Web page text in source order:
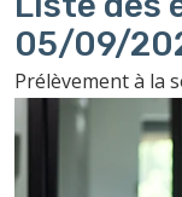
05/09/
Prélèvement à la